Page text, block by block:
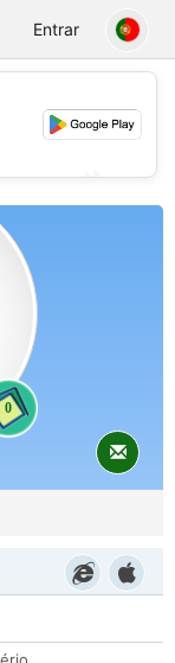
Entrar
💕
0